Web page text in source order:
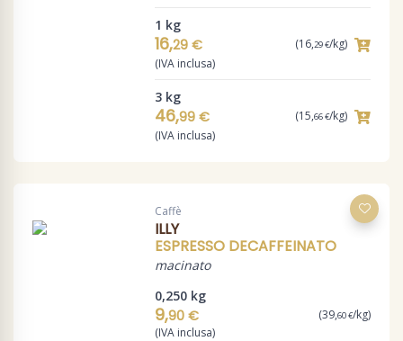
1 kg
16,29 € (16,29 €/kg)
(IVA inclusa)
3 kg
46,99 € (15,66 €/kg)
(IVA inclusa)
Caffè
ILLY
ESPRESSO DECAFFEINATO
macinato
0,250 kg
9,90 € (39,60 €/kg)
(IVA inclusa)